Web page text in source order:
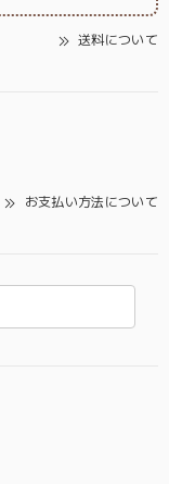
送料について
お支払い方法について